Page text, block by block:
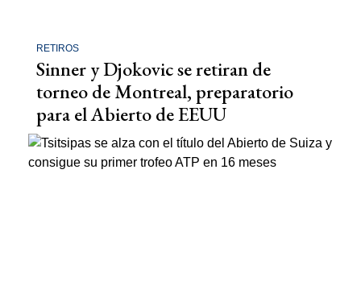
RETIROS
Sinner y Djokovic se retiran de
torneo de Montreal, preparatorio
para el Abierto de EEUU